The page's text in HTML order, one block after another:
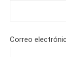
Correo